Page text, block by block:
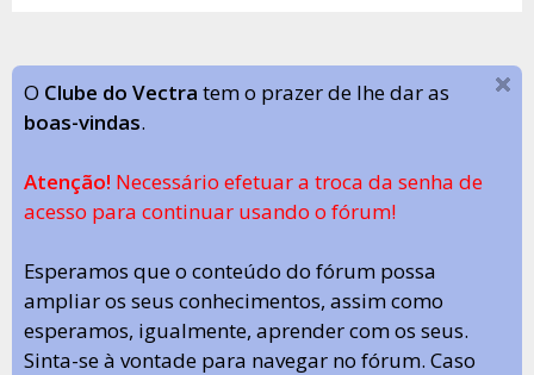
O Clube do Vectra tem o prazer de lhe dar as
boas-vindas.
Atenção! Necessário efetuar a troca da senha de
acesso para continuar usando o fórum!
Esperamos que o conteúdo do fórum possa
ampliar os seus conhecimentos, assim como
esperamos, igualmente, aprender com os seus.
Sinta-se à vontade para navegar no fórum. Caso